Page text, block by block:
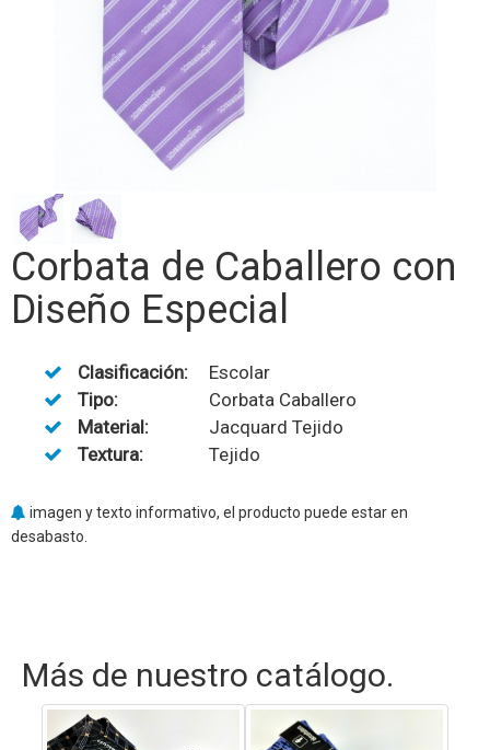
Corbata de Caballero con
Diseño Especial
Clasificación:
Escolar
Tipo:
Corbata Caballero
Material:
Jacquard Tejido
Textura:
Tejido
imagen y texto informativo, el producto puede estar en
desabasto.
Más de nuestro catálogo.